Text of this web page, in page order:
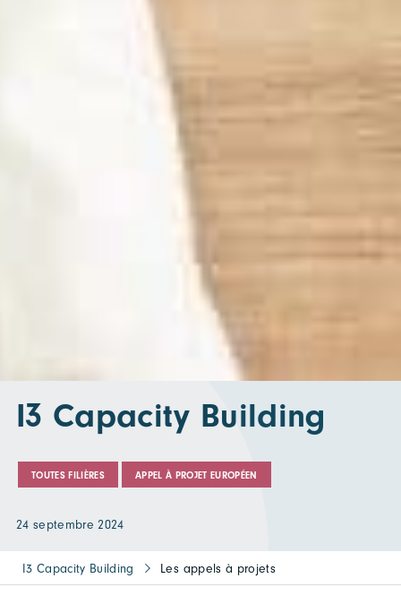
I3 Capacity Building
TOUTES FILIÈRES APPEL À PROJET EUROPÉEN
24 septembre 2024
I3 Capacity Building Les appels à projets